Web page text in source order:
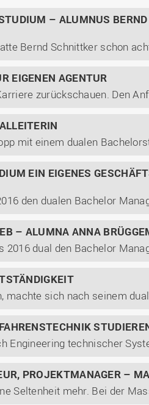
– ALUMNUS
EIGENEN AGENTUR
EIN EIGENES
– ALUMNA ANNA
PROJEKTMANAGER –